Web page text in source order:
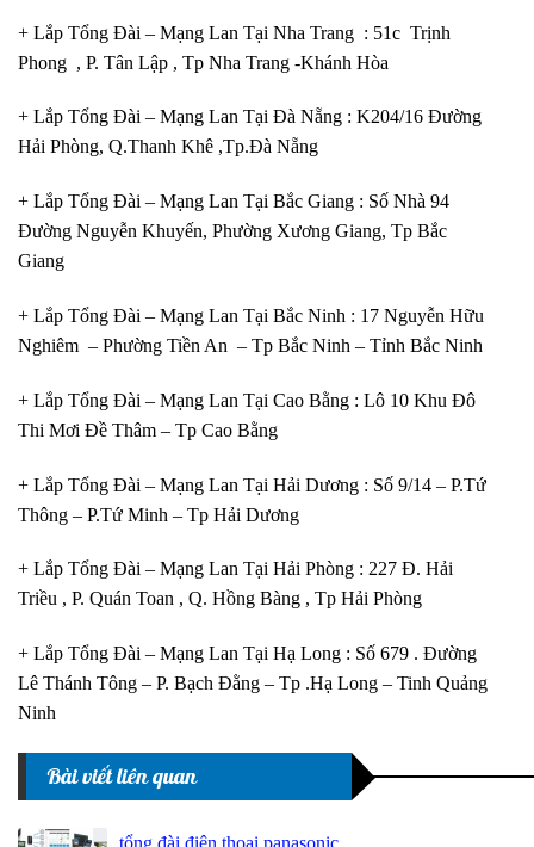
+ Lắp Tổng Đài – Mạng Lan Tại Nha Trang : 51c Trịnh
Phong , P. Tân Lập , Tp Nha Trang -Khánh Hòa
+ Lắp Tổng Đài – Mạng Lan Tại Đà Nẵng : K204/16 Đường
Hải Phòng, Q.Thanh Khê ,Tp.Đà Nẵng
+ Lắp Tổng Đài – Mạng Lan Tại Bắc Giang : Số Nhà 94
Đường Nguyễn Khuyến, Phường Xương Giang, Tp Bắc
Giang
+ Lắp Tổng Đài – Mạng Lan Tại Bắc Ninh : 17 Nguyễn Hữu
Nghiêm – Phường Tiền An – Tp Bắc Ninh – Tỉnh Bắc Ninh
+ Lắp Tổng Đài – Mạng Lan Tại Cao Bằng : Lô 10 Khu Đô
Thi Mơi Đề Thâm – Tp Cao Bằng
+ Lắp Tổng Đài – Mạng Lan Tại Hải Dương : Số 9/14 – P.Tứ
Thông – P.Tứ Minh – Tp Hải Dương
+ Lắp Tổng Đài – Mạng Lan Tại Hải Phòng : 227 Đ. Hải
Triều , P. Quán Toan , Q. Hồng Bàng , Tp Hải Phòng
+ Lắp Tổng Đài – Mạng Lan Tại Hạ Long : Số 679 . Đường
Lê Thánh Tông – P. Bạch Đằng – Tp .Hạ Long – Tinh Quảng
Ninh
Bài viết liên quan
tổng đài điện thoại panasonic